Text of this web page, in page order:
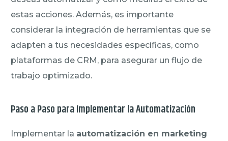
estas acciones. Además, es importante
considerar la integración de herramientas que se
adapten a tus necesidades específicas, como
plataformas de CRM, para asegurar un flujo de
trabajo optimizado.
Paso a Paso para Implementar la Automatización
Implementar la automatización en marketing